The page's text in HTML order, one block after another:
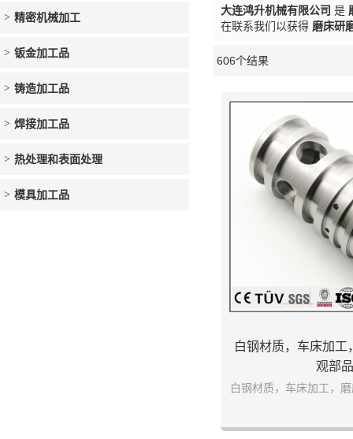
精密机械加工
钣金加工品
铸造加工品
焊接加工品
热处理和表面处理
模具加工品
大连鸿升机械有限公司 是
在联系我们以获得 磨床研
606个结果
白钢材质，车床加工
观部品
白钢材质，车床加工，